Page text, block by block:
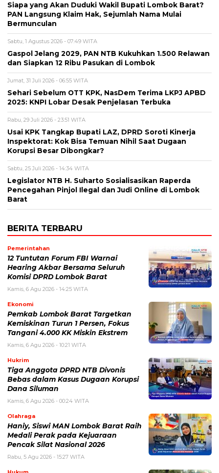
Siapa yang Akan Duduki Wakil Bupati Lombok Barat?
PAN Langsung Klaim Hak, Sejumlah Nama Mulai
Bermunculan
Sabtu, 1 Agustus 2026 - 07:49 WITA
Gaspol Jelang 2029, PAN NTB Kukuhkan 1.500 Relawan
dan Siapkan 12 Ribu Pasukan di Lombok
Jumat, 31 Juli 2026 - 06:55 WITA
Sehari Sebelum OTT KPK, NasDem Terima LKPJ APBD
2025: KNPI Lobar Desak Penjelasan Terbuka
Rabu, 29 Juli 2026 - 23:51 WITA
Usai KPK Tangkap Bupati LAZ, DPRD Soroti Kinerja
Inspektorat: Kok Bisa Temuan Nihil Saat Dugaan
Korupsi Besar Dibongkar?
Sabtu, 25 Juli 2026 - 14:34 WITA
Legislator NTB H. Suharto Sosialisasikan Raperda
Pencegahan Pinjol Ilegal dan Judi Online di Lombok
Barat
BERITA TERBARU
Pemerintahan
12 Tuntutan Forum FBI Warnai
Hearing Akbar Bersama Seluruh
Komisi DPRD Lombok Barat
Kamis, 6 Agu 2026 - 14:25 WITA
Ekonomi
Pemkab Lombok Barat Targetkan
Kemiskinan Turun 1 Persen, Fokus
Tangani 4.000 KK Miskin Ekstrem
Kamis, 6 Agu 2026 - 10:21 WITA
Hukrim
Tiga Anggota DPRD NTB Divonis
Bebas dalam Kasus Dugaan Korupsi
Dana Siluman
Kamis, 6 Agu 2026 - 00:24 WITA
Olahraga
Haniy, Siswi MAN Lombok Barat Raih
Medali Perak pada Kejuaraan
Pencak Silat Nasional 2026
Rabu, 5 Agu 2026 - 15:27 WITA